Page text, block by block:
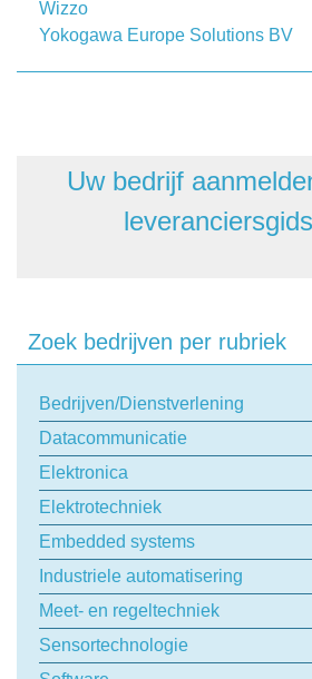
Wizzo
Yokogawa Europe Solutions BV
Uw bedrijf
Zoek bedrijven per rubriek
Bedrijven/Dienstverlening
Datacommunicatie
Elektronica
Elektrotechniek
Embedded systems
Industriele automatisering
Meet- en regeltechniek
Sensortechnologie